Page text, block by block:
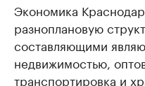
Экономика
разноплановую
составляющими
недвижимостью,
транспортировка и